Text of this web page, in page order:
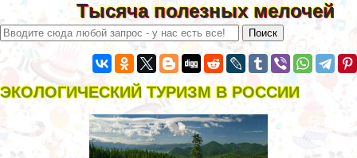
Тысяча полезных мелочей
ЭКОЛОГИЧЕСКИЙ ТУРИЗМ В РОССИИ